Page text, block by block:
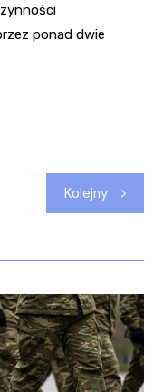
ponad dwie
Kolejny